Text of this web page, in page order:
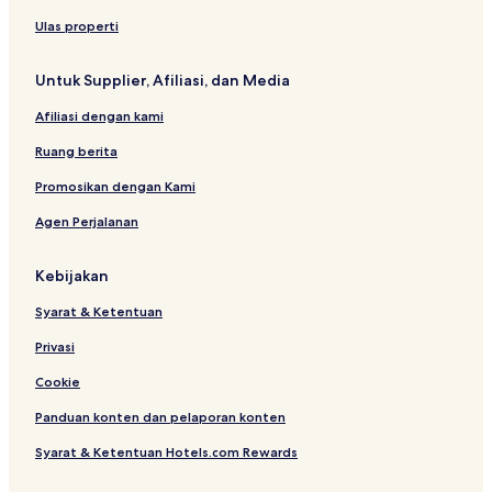
s
n
s
I
n
n
Ulas properti
Untuk Supplier, Afiliasi, dan Media
Afiliasi dengan kami
Ruang berita
Promosikan dengan Kami
Agen Perjalanan
Kebijakan
Syarat & Ketentuan
Privasi
Cookie
Panduan konten dan pelaporan konten
Syarat & Ketentuan Hotels.com Rewards